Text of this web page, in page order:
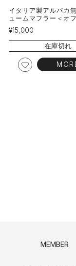
イタリア製アルパカ
ュームマフラー＜オ
¥15,000
在庫切れ
MEMBER